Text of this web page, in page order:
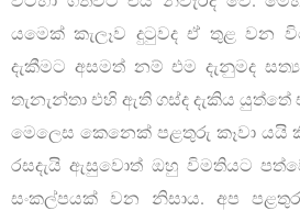
යමෙක් කැලෑව දුටුවද ඒ තුළ වන
දැකීමට අසමත් නම් එම දැනුමද
තැනැන්තා එහි ඇති ගස්ද දැකිය යුත්තේ
මෙලෙස කෙනෙක් පළතුරු කෑවා
රසදැයි ඇසුවොත් ඔහු විමතියට
සංකල්පයක් වන නිසාය. අප